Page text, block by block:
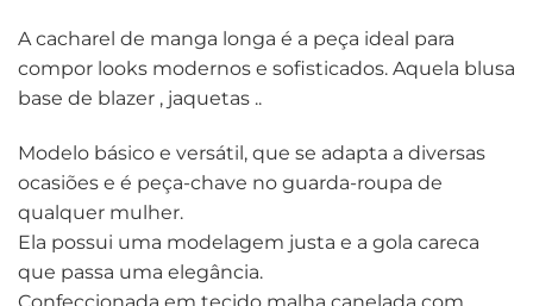
A cacharel de manga longa é a peça ideal para
compor looks modernos e sofisticados. Aquela blusa
base de blazer , jaquetas ..
Modelo básico e versátil, que se adapta a diversas
ocasiões e é peça-chave no guarda-roupa de
qualquer mulher.
Ela possui uma modelagem justa e a gola careca
que passa uma elegância.